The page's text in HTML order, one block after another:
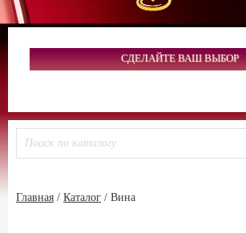
СДЕЛАЙТЕ ВАШ ВЫБОР
Главная / Каталог / Вина